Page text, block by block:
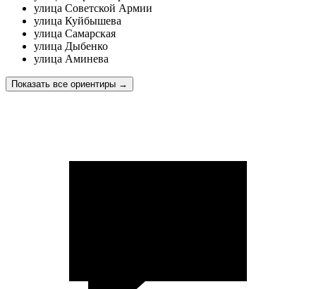
улица Советской Армии
улица Куйбышева
улица Самарская
улица Дыбенко
улица Аминева
Показать все ориентиры →